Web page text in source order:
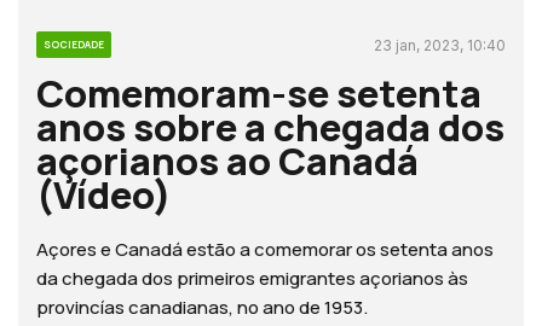
SOCIEDADE 23 jan, 2023, 10:40
Comemoram-se setenta
anos sobre a chegada dos
açorianos ao Canadá
(Vídeo)
Açores e Canadá estão a comemorar os setenta anos
da chegada dos primeiros emigrantes açorianos às
provincías canadianas, no ano de 1953.